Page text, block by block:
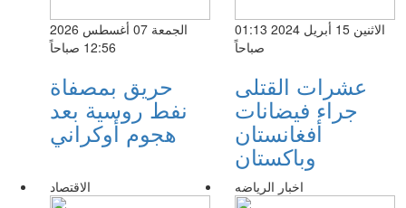
الجمعة 07 أغسطس 2026
12:56 صباحاً
حريق بمصفاة
نفط روسية بعد
هجوم أوكراني
الاثنين 15 أبريل 2024 01:13
صباحاً
عشرات القتلى
جراء فيضانات
أفغانستان
وباكستان
الاقتصاد اخبار الرياضه